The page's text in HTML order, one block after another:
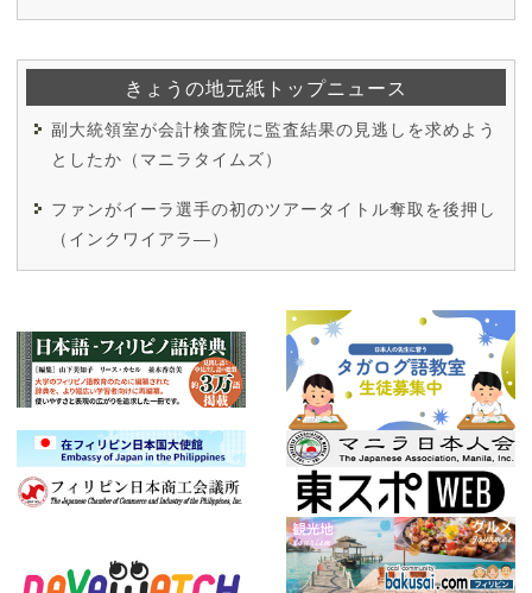
きょうの地元紙トップニュース
副大統領室が会計検査院に監査結果の見逃しを求めよう
としたか（マニラタイムズ）
ファンがイーラ選手の初のツアータイトル奪取を後押し
（インクワイアラ―）